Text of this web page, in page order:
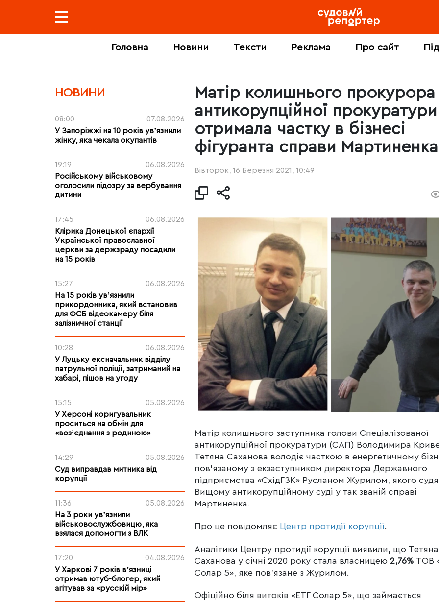
Головна Новини Тексти Реклама Про сайт
НОВИНИ
08:00
07.08.2026
У Запоріжжі на 10 років увʼязнили
жінку, яка чекала окупантів
19:19
06.08.2026
Російському військовому
оголосили підозру за вербування
дитини
17:45
06.08.2026
Клірика Донецької єпархії
Української православної
церкви за держзраду посадили
на 15 років
15:27
06.08.2026
На 15 років увʼязнили
прикордонника, який встановив
для ФСБ відеокамеру біля
залізничної станції
10:28
06.08.2026
У Луцьку ексначальник відділу
патрульної поліції, затриманий на
хабарі, пішов на угоду
15:15
05.08.2026
У Херсоні коригувальник
проситься на обмін для
«возʼєднання з родиною»
14:29
05.08.2026
Суд виправдав митника від
корупції
11:36
05.08.2026
На 3 роки увʼязнили
військовослужбовицю, яка
взялася допомогти з ВЛК
17:20
04.08.2026
У Харкові 7 років вʼязниці
отримав ютуб-блогер, який
агітував за «русскій мір»
Матір колишнього прокурора
антикорупційної прокуратури
отримала частку в бізнесі
фігуранта справи Мартиненка
Вівторок, 16 Березня 2021, 10:49
Матір колишнього заступника голови Спеціалізованої
антикорупційної прокуратури (САП) Володимира
Тетяна Саханова володіє часткою в енергетичному
пов’язаному з екзаступником директора Державного
підприємства «СхідГЗК» Русланом Журилом, якого
Вищому антикорупційному суді у так званій справі
Мартиненка.
Про це повідомляє Центр протидії корупції.
Аналітики Центру протидії корупції виявили, що Тетяна
Саханова у січні 2020 року стала власницею 2,76% ТОВ
Солар 5», яке пов’язане з Журилом.
Офіційно біля витоків «ЕТГ Солар 5», що займається